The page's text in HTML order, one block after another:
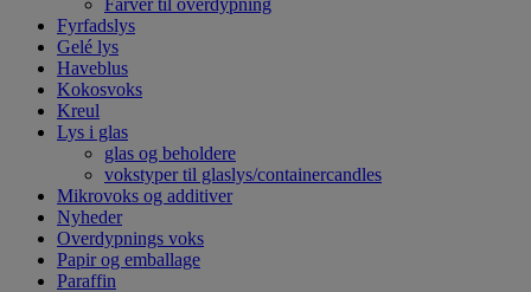
Farver til overdypning
Fyrfadslys
Gelé lys
Haveblus
Kokosvoks
Kreul
Lys i glas
glas og beholdere
vokstyper til glaslys/containercandles
Mikrovoks og additiver
Nyheder
Overdypnings voks
Papir og emballage
Paraffin